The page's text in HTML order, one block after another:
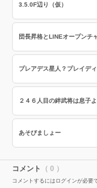
3.5.0F辺り（仮）
あそびましょー
コメント （ 0 ）
コメントするにはログインが必要